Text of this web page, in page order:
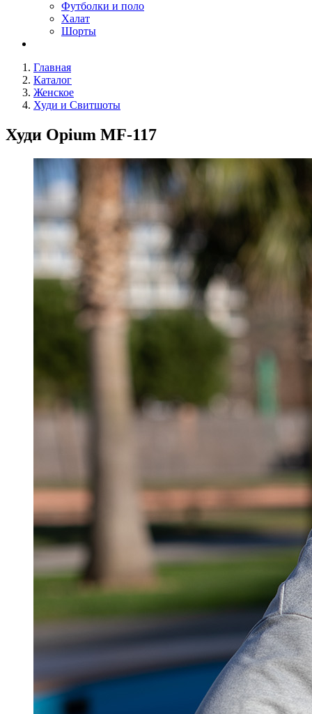
Футболки и поло
Халат
Шорты
Главная
Каталог
Женское
Худи и Свитшоты
Худи Opium МF-117